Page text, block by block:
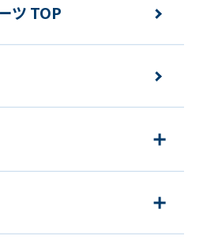
accurate
translation.
from
ツ TOP